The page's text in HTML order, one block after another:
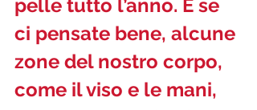
pelle tutto l’anno. E se
ci pensate bene, alcune
zone del nostro corpo,
come il viso e le mani,